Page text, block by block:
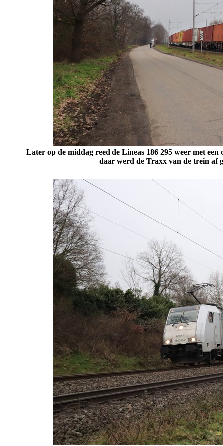
Later op de middag reed de Lineas 186 295 weer met
daar werd de Traxx van de trein af